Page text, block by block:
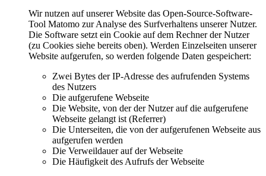
Wir nutzen auf unserer Website das Open-Source-Software-
Tool Matomo zur Analyse des Surfverhaltens unserer Nutzer.
Die Software setzt ein Cookie auf dem Rechner der Nutzer
(zu Cookies siehe bereits oben). Werden Einzelseiten unserer
Website aufgerufen, so werden folgende Daten gespeichert:
Zwei Bytes der IP-Adresse des aufrufenden Systems
des Nutzers
Die aufgerufene Webseite
Die Website, von der der Nutzer auf die aufgerufene
Webseite gelangt ist (Referrer)
Die Unterseiten, die von der aufgerufenen Webseite aus
aufgerufen werden
Die Verweildauer auf der Webseite
Die Häufigkeit des Aufrufs der Webseite